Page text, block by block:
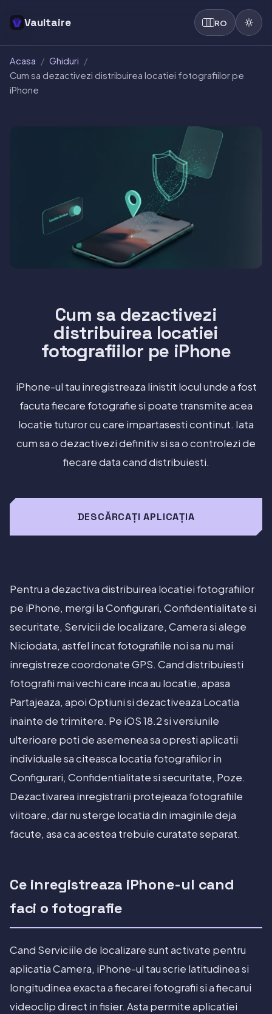
Vaultaire RO
Acasa / Ghiduri /
Cum sa dezactivezi distribuirea locatiei fotografiilor pe
iPhone
Cum sa dezactivezi
distribuirea locatiei
fotografiilor pe iPhone
iPhone-ul tau inregistreaza linistit locul unde a fost
facuta fiecare fotografie si poate transmite acea
locatie tuturor cu care impartasesti continut. Iata
cum sa o dezactivezi definitiv si sa o controlezi de
fiecare data cand distribuiesti.
DESCĂRCAȚI APLICAȚIA
Pentru a dezactiva distribuirea locatiei fotografiilor
pe iPhone, mergi la Configurari, Confidentialitate si
securitate, Servicii de localizare, Camera si alege
Niciodata, astfel incat fotografiile noi sa nu mai
inregistreze coordonate GPS. Cand distribuiesti
fotografii mai vechi care inca au locatie, apasa
Partajeaza, apoi Optiuni si dezactiveaza Locatia
inainte de trimitere. Pe iOS 18.2 si versiunile
ulterioare poti de asemenea sa opresti aplicatii
individuale sa citeasca locatia fotografiilor in
Configurari, Confidentialitate si securitate, Poze.
Dezactivarea inregistrarii protejeaza fotografiile
viitoare, dar nu sterge locatia din imaginile deja
facute, asa ca acestea trebuie curatate separat.
Ce inregistreaza iPhone-ul cand
faci o fotografie
Cand Serviciile de localizare sunt activate pentru
aplicatia Camera, iPhone-ul tau scrie latitudinea si
longitudinea exacta a fiecarei fotografii si a fiecarui
videoclip direct in fisier. Asta permite aplicatiei